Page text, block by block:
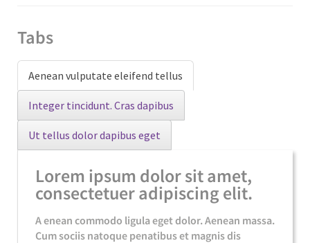
Tabs
Aenean vulputate eleifend tellus
Integer tincidunt. Cras dapibus
Ut tellus dolor dapibus eget
Lorem ipsum dolor sit amet,
consectetuer adipiscing elit.
A enean commodo ligula eget dolor. Aenean massa.
Cum sociis natoque penatibus et magnis dis